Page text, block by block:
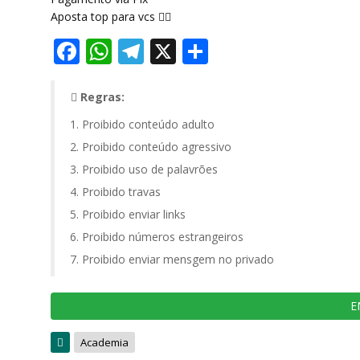
Aposta top para vcs 👍🏾
Facebook
WhatsApp
Telegram
X
Regras:
Proibido conteúdo adulto
Proibido conteúdo agressivo
Proibido uso de palavrões
Proibido travas
Proibido enviar links
Proibido números estrangeiros
Proibido enviar mensgem no privado
Academia